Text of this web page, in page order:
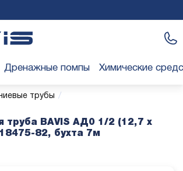
Дренажные помпы Химические
трубы /
труба BAVIS АД0 1/2 (12,7 х
82, бухта 7м